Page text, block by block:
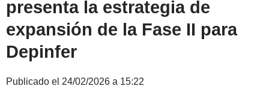
presenta la estrategia de
expansión de la Fase II para
Depinfer
Publicado el 24/02/2026 a 15:22